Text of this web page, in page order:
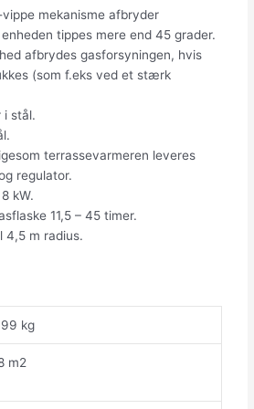
mekanisme afbryder
tippes mere end 45 grader.
afbrydes gasforsyningen, hvis
(som f.eks ved et stærk
i stål.
terrassevarmeren leveres
regulator.
kW.
11,5 – 45 timer.
4,5 m radius.
kg
m2